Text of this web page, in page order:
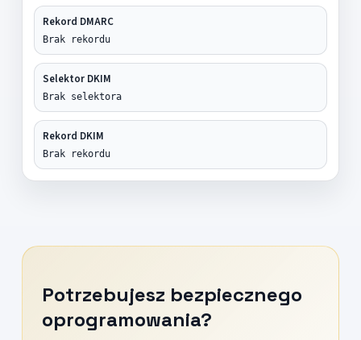
Rekord DMARC
Brak rekordu
Selektor DKIM
Brak selektora
Rekord DKIM
Brak rekordu
Potrzebujesz bezpiecznego
oprogramowania?